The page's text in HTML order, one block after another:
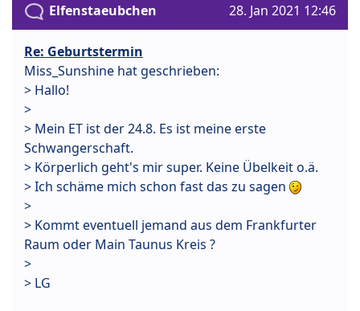
Elfenstaeubchen 28. Jan 2021 12:46
Re: Geburtstermin
Miss_Sunshine hat geschrieben:
> Hallo!
>
> Mein ET ist der 24.8. Es ist meine erste
Schwangerschaft.
> Körperlich geht's mir super. Keine Übelkeit o.ä.
> Ich schäme mich schon fast das zu sagen
>
> Kommt eventuell jemand aus dem Frankfurter
Raum oder Main Taunus Kreis ?
>
> LG